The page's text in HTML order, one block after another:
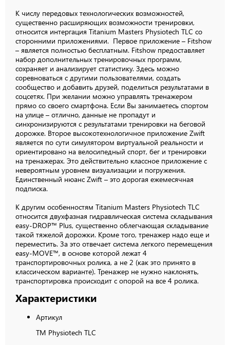
К числу передовых технологических возможностей,
существенно расширяющих возможности тренировки,
относится интергация Titanium Masters Physiotech TLC со
сторонними приложениями. Первое приложение – Fitshow
– является полностью бесплатным. Fitshow предоставляет
набор дополнительных тренировочных программ,
сохраняет и анализирует статистику. Здесь можно
соревноваться с другими пользователями, создать
сообщество и добавить друзей, поделиться результатами в
соцсетях. При желании можно управлять тренажером
прямо со своего смартфона. Если Вы занимаетесь спортом
на улице – отлично, данные не пропадут и
синхронизируются с результатами тренировки на беговой
дорожке. Второе высокотехнологичное приложение Zwift
является по сути симулятором виртуальной реальности и
ориентировано на велосипедный спорт, бег и тренировки
на тренажерах. Это действительно классное приложение с
невероятным уровнем визуализации и погружения.
Единственный нюанс Zwift – это дорогая ежемесячная
подписка.
К другим особенностям Titanium Masters Physiotech TLC
относится двухфазная гидравлическая система складывания
easy-DROP™ Plus, существенно облегчающая складывание
такой тяжелой дорожки. Кроме того, тренажер надо еще и
переместить. За это отвечает система легкого перемещения
easy-MOVE™, в основе которой лежат 4
транспортировочных ролика, а не 2 (как это принято в
классическом варианте). Тренажер не нужно наклонять,
транспортировка происходит с опорой на все 4 ролика.
Характеристики
Артикул
TM Physiotech TLC